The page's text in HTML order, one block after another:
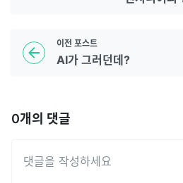
이전 포스트
AI가 그러던데?
0개의 댓글